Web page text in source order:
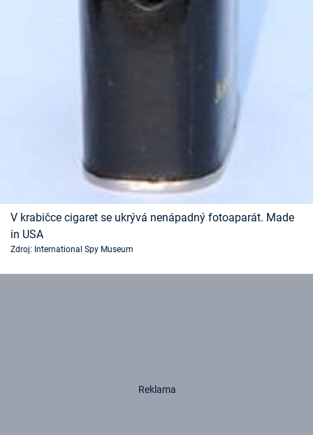
V krabičce cigaret se ukrývá nenápadný fotoaparát. Made
in USA
Zdroj: International Spy Museum